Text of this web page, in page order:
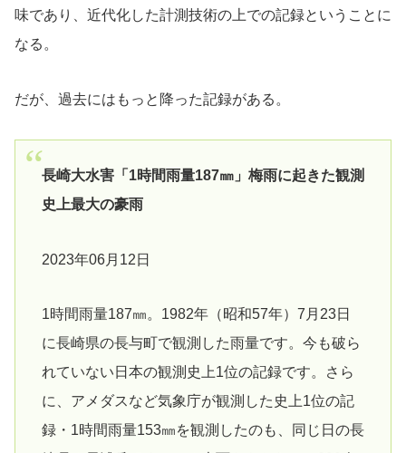
味であり、近代化した計測技術の上での記録ということに
なる。
だが、過去にはもっと降った記録がある。
長崎大水害「1時間雨量187㎜」梅雨に起きた観測
史上最大の豪雨
2023年06月12日
1時間雨量187㎜。1982年（昭和57年）7月23日
に長崎県の長与町で観測した雨量です。今も破ら
れていない日本の観測史上1位の記録です。さら
に、アメダスなど気象庁が観測した史上1位の記
録・1時間雨量153㎜を観測したのも、同じ日の長